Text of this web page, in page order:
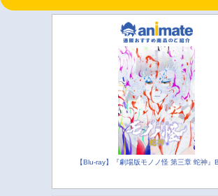
【Blu-ray】『劇場版モノノ怪 第三章 蛇神』